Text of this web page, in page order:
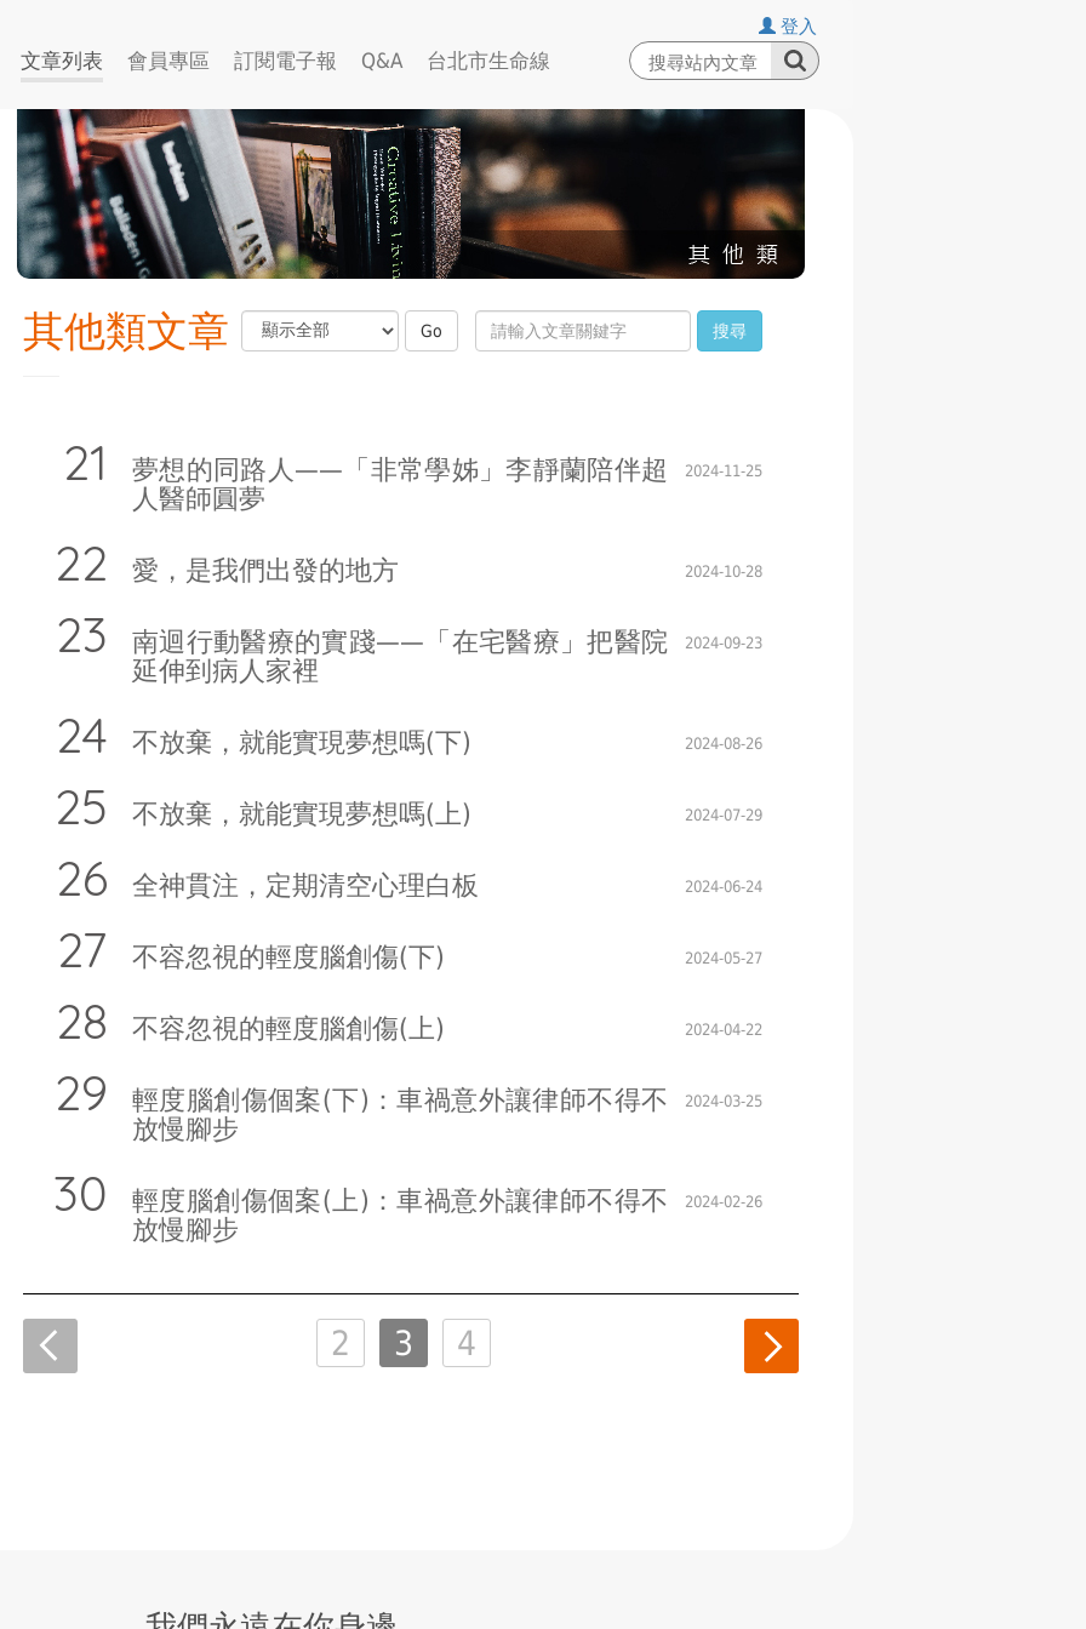
文章列表 會員專區 訂閱電子報 Q&A 台北市生命線
登入
其他類文章 Go 搜尋
夢想的同路人——「非常學姊」李靜蘭陪伴超
人醫師圓夢
2024-11-25
愛，是我們出發的地方 2024-10-28
南迴行動醫療的實踐——「在宅醫療」把醫院
延伸到病人家裡
2024-09-23
不放棄，就能實現夢想嗎(下) 2024-08-26
不放棄，就能實現夢想嗎(上) 2024-07-29
全神貫注，定期清空心理白板 2024-06-24
不容忽視的輕度腦創傷(下) 2024-05-27
不容忽視的輕度腦創傷(上) 2024-04-22
輕度腦創傷個案(下)：車禍意外讓律師不得不
放慢腳步
2024-03-25
輕度腦創傷個案(上)：車禍意外讓律師不得不
放慢腳步
2024-02-26
2 3 4